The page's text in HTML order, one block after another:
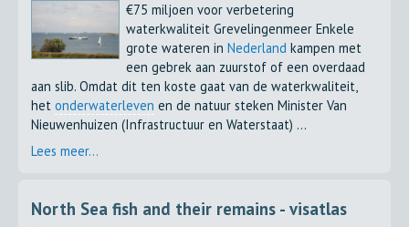
€75 miljoen voor verbetering
waterkwaliteit Grevelingenmeer Enkele
grote wateren inNederland kampen met
een gebrek aan zuurstof of een overdaad
aan slib. Omdat dit ten koste gaat van de waterkwaliteit,
hetonderwaterleven en de natuur steken Minister Van
Nieuwenhuizen (Infrastructuur en Waterstaat) ...
Lees meer...
North Sea fish and their remains - visatlas